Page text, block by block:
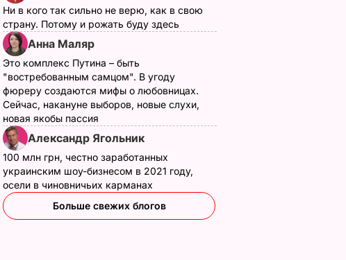
Ни в кого так сильно не верю, как в свою
страну. Потому и рожать буду здесь
Анна Маляр
Это комплекс Путина – быть
"востребованным самцом". В угоду
фюреру создаются мифы о любовницах.
Сейчас, накануне выборов, новые слухи,
новая якобы пассия
Александр Ягольник
100 млн грн, честно заработанных
украинским шоу-бизнесом в 2021 году,
осели в чиновничьих карманах
Больше свежих блогов